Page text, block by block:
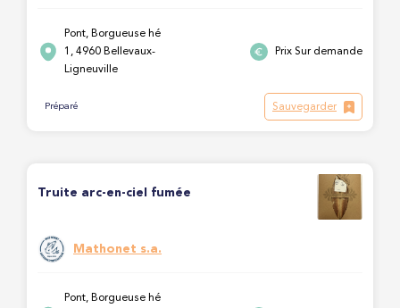
Pont, Borgueuse hé
1, 4960 Bellevaux-
Ligneuville
Prix Sur demande
Préparé Sauvegarder
Truite arc-en-ciel fumée
Mathonet s.a.
Pont, Borgueuse hé